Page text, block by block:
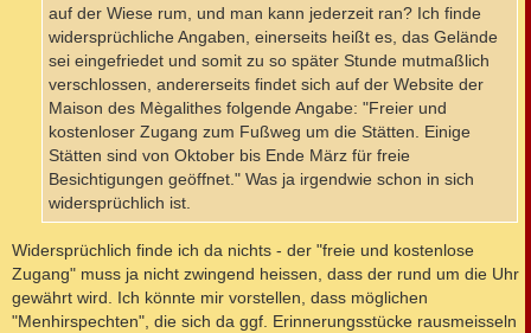
auf der Wiese rum, und man kann jederzeit ran? Ich finde
widersprüchliche Angaben, einerseits heißt es, das Gelände
sei eingefriedet und somit zu so später Stunde mutmaßlich
verschlossen, andererseits findet sich auf der Website der
Maison des Mègalithes folgende Angabe: "Freier und
kostenloser Zugang zum Fußweg um die Stätten. Einige
Stätten sind von Oktober bis Ende März für freie
Besichtigungen geöffnet." Was ja irgendwie schon in sich
widersprüchlich ist.
Widersprüchlich finde ich da nichts - der "freie und kostenlose
Zugang" muss ja nicht zwingend heissen, dass der rund um die Uhr
gewährt wird. Ich könnte mir vorstellen, dass möglichen
"Menhirspechten", die sich da ggf. Erinnerungsstücke rausmeisseln